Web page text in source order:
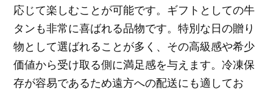
応じて楽しむことが可能です。ギフトとしての牛
タンも非常に喜ばれる品物です。特別な日の贈り
物として選ばれることが多く、その高級感や希少
価値から受け取る側に満足感を与えます。冷凍保
存が容易であるため遠方への配送にも適してお